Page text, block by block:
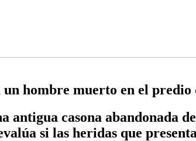
hombre muerto en el predio
antigua casona abandonada
si las heridas que